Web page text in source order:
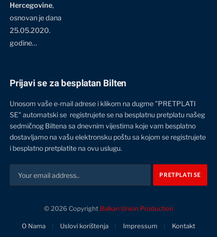
Hercegovine,
osnovan je dana
25.05.2020.
godine…
Prijavi se za besplatan Bilten
Unosom vaše e-mail adrese i klikom na dugme "PRETPLATI
SE" automatski se registrujete se na besplatnu pretplatu našeg
sedmičnog Biltena sa dnevnim vijestima koje vam besplatno
dostavljamo na vašu elektronsku poštu sa kojom se registrujete
i besplatno pretplatite na ovu uslugu.
© 2026 Copyright Balkan Union Production
O Nama Uslovi korištenja Impressum Kontakt